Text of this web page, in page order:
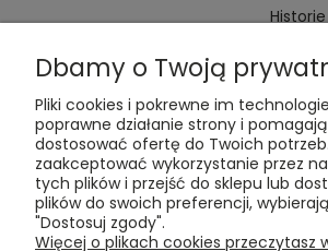
Kontakt:
t:+48 609 155 327
e:vinyltamka@gmail.com
ul. Chmielna 20, 00-020 Warszawa
Dbamy o Twoją
Pliki cookies i pokrewne im
poprawne działanie strony i
dostosować ofertę do Twoich
zaakceptować wykorzystanie przez
tych plików i przejść do sklepu lub
plików do swoich preferencji,
"Dostosuj zgody".
Więcej o plikach cookies przeczytasz